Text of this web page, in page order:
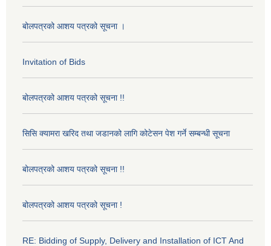
बोलपत्रको आशय पत्रको सूचना ।
Invitation of Bids
बोलपत्रको आशय पत्रको सूचना !!
सिसि क्यामरा खरिद तथा जडानको लागि कोटेसन पेश गर्ने सम्बन्धी सूचना
बोलपत्रको आशय पत्रको सूचना !!
बोलपत्रको आशय पत्रको सूचना !
RE: Bidding of Supply, Delivery and Installation of ICT And